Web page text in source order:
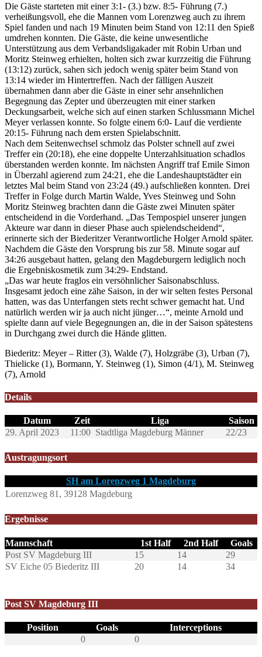
Die Gäste starteten mit einer 3:1- (3.) bzw. 8:5- Führung (7.)
verheißungsvoll, ehe die Mannen vom Lorenzweg auch zu ihrem
Spiel fanden und nach 19 Minuten beim Stand von 12:11 den Spieß
umdrehen konnten. Die Gäste, die keine unwesentliche
Unterstützung aus dem Verbandsligakader mit Robin Urban und
Moritz Steinweg erhielten, holten sich zwar kurzzeitig die Führung
(13:12) zurück, sahen sich jedoch wenig später beim Stand von
13:14 wieder im Hintertreffen. Nach der fälligen Auszeit
übernahmen dann aber die Gäste in einer sehr ansehnlichen
Begegnung das Zepter und überzeugten mit einer starken
Deckungsarbeit, welche sich auf einen starken Schlussmann Michel
Meyer verlassen konnte. So folgte einem 6:0- Lauf die verdiente
20:15- Führung nach dem ersten Spielabschnitt.
Nach dem Seitenwechsel schmolz das Polster schnell auf zwei
Treffer ein (20:18), ehe eine doppelte Unterzahlsituation schadlos
überstanden werden konnte. Im nächsten Angriff traf Emile Simon
in Überzahl agierend zum 24:21, ehe die Landeshauptstädter ein
letztes Mal beim Stand von 23:24 (49.) aufschließen konnten. Drei
Treffer in Folge durch Martin Walde, Yves Steinweg und Sohn
Moritz Steinweg brachten dann die Gäste zwei Minuten später
entscheidend in die Vorderhand. „Das Tempospiel unserer jungen
Akteure war dann in dieser Phase auch spielendscheidend“,
erinnerte sich der Biederitzer Verantwortliche Holger Arnold später.
Nachdem die Gäste den Vorsprung bis zur 58. Minute sogar auf
34:26 ausgebaut hatten, gelang den Magdeburgern lediglich noch
die Ergebniskosmetik zum 34:29- Endstand.
„Das war heute fraglos ein versöhnlicher Saisonabschluss.
Insgesamt jedoch eine zähe Saison, in der wir selten festes Personal
hatten, was das Unterfangen stets recht schwer gemacht hat. Und
natürlich werden wir ja auch nicht jünger…“, meinte Arnold und
spielte dann auf viele Begegnungen an, die in der Saison spätestens
in Durchgang zwei durch die Hände glitten.
Biederitz: Meyer – Ritter (3), Walde (7), Holzgräbe (3), Urban (7),
Thielicke (1), Bormann, Y. Steinweg (1), Simon (4/1), M. Steinweg
(7), Arnold
Details
Datum Zeit Liga
Saison
29. April 2023
11:00 Stadtliga Magdeburg Männer 22/23
Austragungsort
SH am Lorenzweg 1 Magdeburg
Lorenzweg 81, 39128 Magdeburg
Ergebnisse
Mannschaft 1st Half 2nd Half
Goals
Post SV Magdeburg III
15 14
29
SV Eiche 05 Biederitz III
20 14 34
Post SV Magdeburg III
Position Goals
Interceptions
0
0